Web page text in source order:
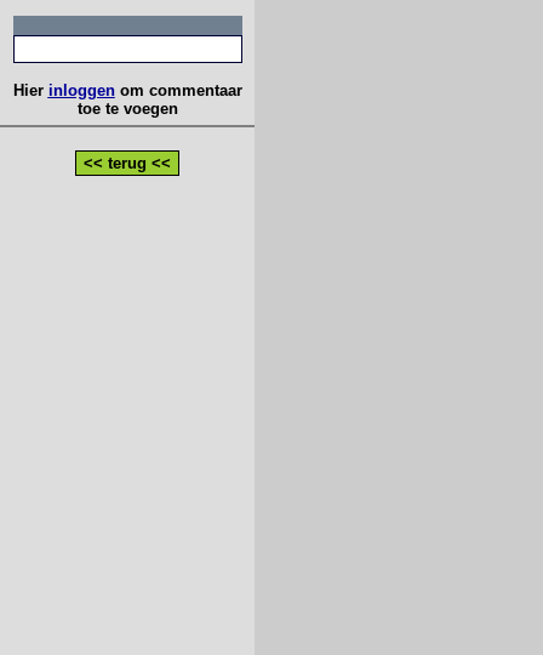
Hier inloggenom commentaar
toe te voegen
<< terug <<